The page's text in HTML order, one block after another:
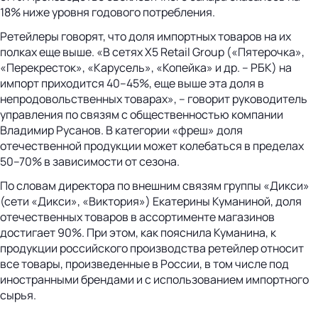
18% ниже уровня годового потребления.
Ретейлеры говорят, что доля импортных товаров на их
полках еще выше. «В сетях X5 Retail Group («Пятерочка»,
«Перекресток», «Карусель», «Копейка» и др. – РБК) на
импорт приходится 40–45%, еще выше эта доля в
непродовольственных товарах», – говорит руководитель
управления по связям с общественностью компании
Владимир Русанов. В категории «фреш» доля
отечественной продукции может колебаться в пределах
50–70% в зависимости от сезона.
По словам директора по внешним связям группы «Дикси»
(сети «Дикси», «Виктория») Екатерины Куманиной, доля
отечественных товаров в ассортименте магазинов
достигает 90%. При этом, как пояснила Куманина, к
продукции российского производства ретейлер относит
все товары, произведенные в России, в том числе под
иностранными брендами и с использованием импортного
сырья.